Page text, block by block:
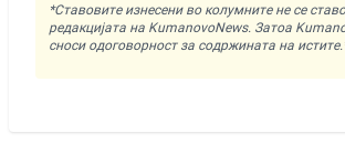
*Ставовите изнесени во колумните не се
редакцијата на KumanovoNews. Затоа
сноси одоговорност за содржината на